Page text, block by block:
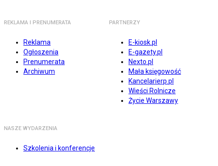
REKLAMA I PRENUMERATA
Reklama
Ogłoszenia
Prenumerata
Archiwum
PARTNERZY
E-kiosk.pl
E-gazety.pl
Nexto.pl
Mała księgowość
Kancelarierp.pl
Wieści Rolnicze
Życie Warszawy
NASZE WYDARZENIA
Szkolenia i konferencje